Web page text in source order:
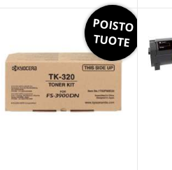
POISTO
TUOTE